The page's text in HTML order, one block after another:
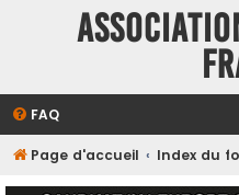
FAQ
Page d'accueil Index du